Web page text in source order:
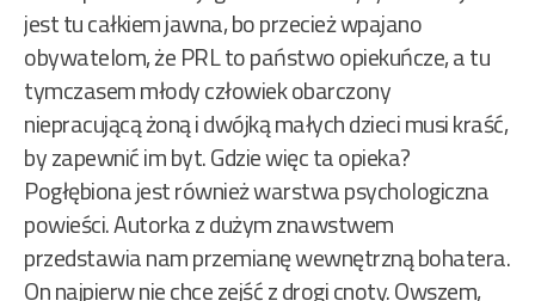
jest tu całkiem jawna, bo przecież wpajano
obywatelom, że PRL to państwo opiekuńcze, a tu
tymczasem młody człowiek obarczony
niepracującą żoną i dwójką małych dzieci musi kraść,
by zapewnić im byt. Gdzie więc ta opieka?
Pogłębiona jest również warstwa psychologiczna
powieści. Autorka z dużym znawstwem
przedstawia nam przemianę wewnętrzną bohatera.
On najpierw nie chce zejść z drogi cnoty. Owszem,